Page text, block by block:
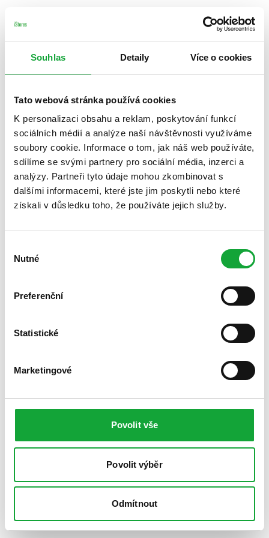
Souhlas Detaily Více o cookies
Tato webová stránka používá cookies
K personalizaci obsahu a reklam, poskytování funkcí
sociálních médií a analýze naší návštěvnosti využíváme
soubory cookie. Informace o tom, jak náš web používáte,
sdílíme se svými partnery pro sociální média, inzerci a
analýzy. Partneři tyto údaje mohou zkombinovat s
dalšími informacemi, které jste jim poskytli nebo které
získali v důsledku toho, že používáte jejich služby.
souhlasu
Nutné
Preferenční
Statistické
Marketingové
Povolit vše
Povolit výběr
Odmítnout